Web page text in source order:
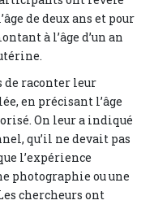
de deux ans et pour
à l’âge d’un an
de raconter leur
en précisant l’âge
On leur a indiqué
qu’il ne devait pas
l’expérience
photographie ou une
chercheurs ont